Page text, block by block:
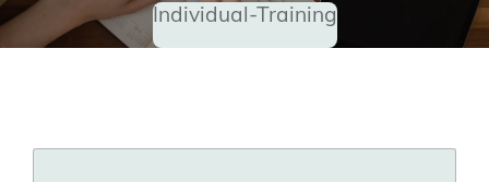
Individual-Training